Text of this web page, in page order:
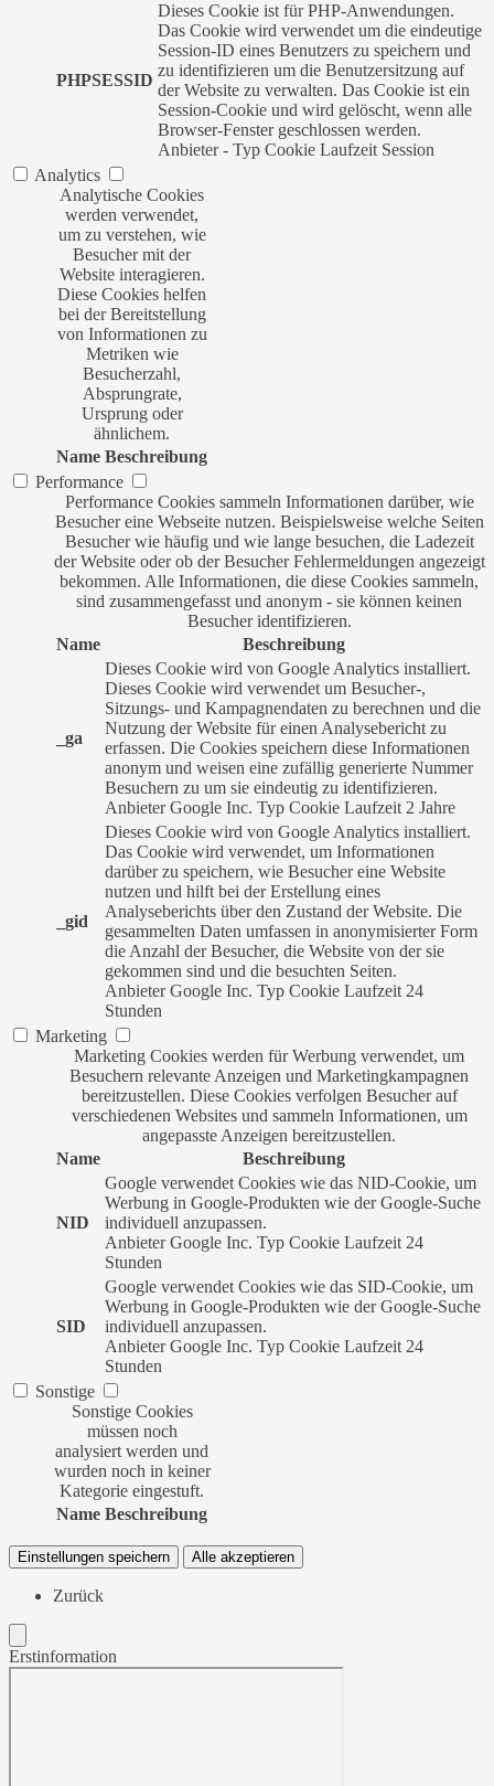
PHPSESSID
Dieses Cookie ist für PHP-Anwendungen.
Das Cookie wird verwendet um die eindeutige
Session-ID eines Benutzers zu speichern und
zu identifizieren um die Benutzersitzung auf
der Website zu verwalten. Das Cookie ist ein
Session-Cookie und wird gelöscht, wenn alle
Browser-Fenster geschlossen werden.
Anbieter - Typ Cookie Laufzeit Session
Analytics
Analytische Cookies
werden verwendet,
um zu verstehen, wie
Besucher mit der
Website interagieren.
Diese Cookies helfen
bei der Bereitstellung
von Informationen zu
Metriken wie
Besucherzahl,
Absprungrate,
Ursprung oder
ähnlichem.
Name Beschreibung
Performance
Performance Cookies sammeln Informationen darüber, wie
Besucher eine Webseite nutzen. Beispielsweise welche Seiten
Besucher wie häufig und wie lange besuchen, die Ladezeit
der Website oder ob der Besucher Fehlermeldungen angezeigt
bekommen. Alle Informationen, die diese Cookies sammeln,
sind zusammengefasst und anonym - sie können keinen
Besucher identifizieren.
Name
Beschreibung
_ga
Dieses Cookie wird von Google Analytics installiert.
Dieses Cookie wird verwendet um Besucher-,
Sitzungs- und Kampagnendaten zu berechnen und die
Nutzung der Website für einen Analysebericht zu
erfassen. Die Cookies speichern diese Informationen
anonym und weisen eine zufällig generierte Nummer
Besuchern zu um sie eindeutig zu identifizieren.
Anbieter Google Inc. Typ Cookie Laufzeit 2 Jahre
_gid
Dieses Cookie wird von Google Analytics installiert.
Das Cookie wird verwendet, um Informationen
darüber zu speichern, wie Besucher eine Website
nutzen und hilft bei der Erstellung eines
Analyseberichts über den Zustand der Website. Die
gesammelten Daten umfassen in anonymisierter Form
die Anzahl der Besucher, die Website von der sie
gekommen sind und die besuchten Seiten.
Anbieter Google Inc. Typ Cookie Laufzeit 24
Stunden
Marketing
Marketing Cookies werden für Werbung verwendet, um
Besuchern relevante Anzeigen und Marketingkampagnen
bereitzustellen. Diese Cookies verfolgen Besucher auf
verschiedenen Websites und sammeln Informationen, um
angepasste Anzeigen bereitzustellen.
Name
Beschreibung
NID
Google verwendet Cookies wie das NID-Cookie, um
Werbung in Google-Produkten wie der Google-Suche
individuell anzupassen.
Anbieter Google Inc. Typ Cookie Laufzeit 24
Stunden
SID
Google verwendet Cookies wie das SID-Cookie, um
Werbung in Google-Produkten wie der Google-Suche
individuell anzupassen.
Anbieter Google Inc. Typ Cookie Laufzeit 24
Stunden
Sonstige
Sonstige Cookies
müssen noch
analysiert werden und
wurden noch in keiner
Kategorie eingestuft.
Name Beschreibung
Einstellungen speichern Alle akzeptieren
Zurück
Erstinformation